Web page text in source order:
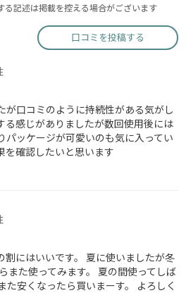
記述は掲載を控える場合がございます
口コミを投稿する
が口コミのように持続性がある気がし
る感じがありましたが数回使用後には
パッケージが可愛いのも気に入ってい
を確認したいと思います
割にはいいです。 夏に使いましたが冬
また使ってみます。 夏の間使ってしば
た安くなったら買いまーす。 よろしく